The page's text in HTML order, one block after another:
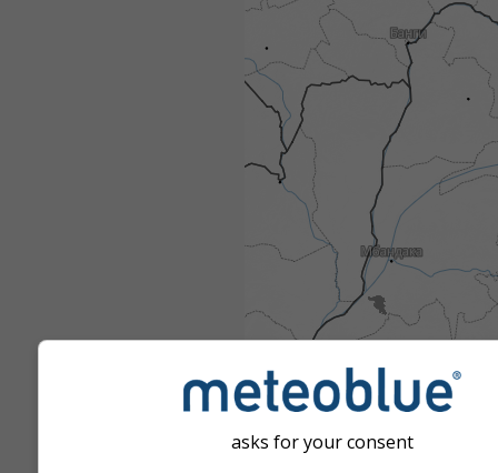
asks for your consent